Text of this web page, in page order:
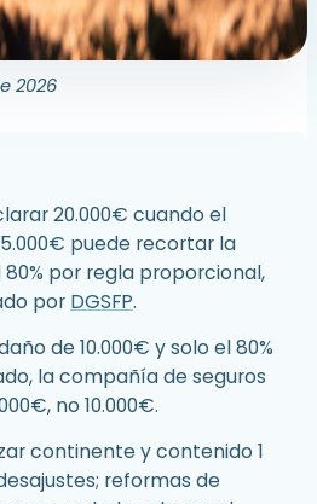
2026
20.000€ cuando el
puede recortar la
por regla proporcional,
por DGSFP.
de 10.000€ y solo el 80%
la compañía de seguros
no 10.000€.
continente y contenido 1
reformas de